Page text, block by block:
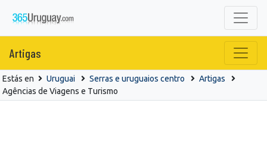
Artigas
Estás en Uruguai Serras e uruguaios centro
Artigas
Agências de Viagens e Turismo